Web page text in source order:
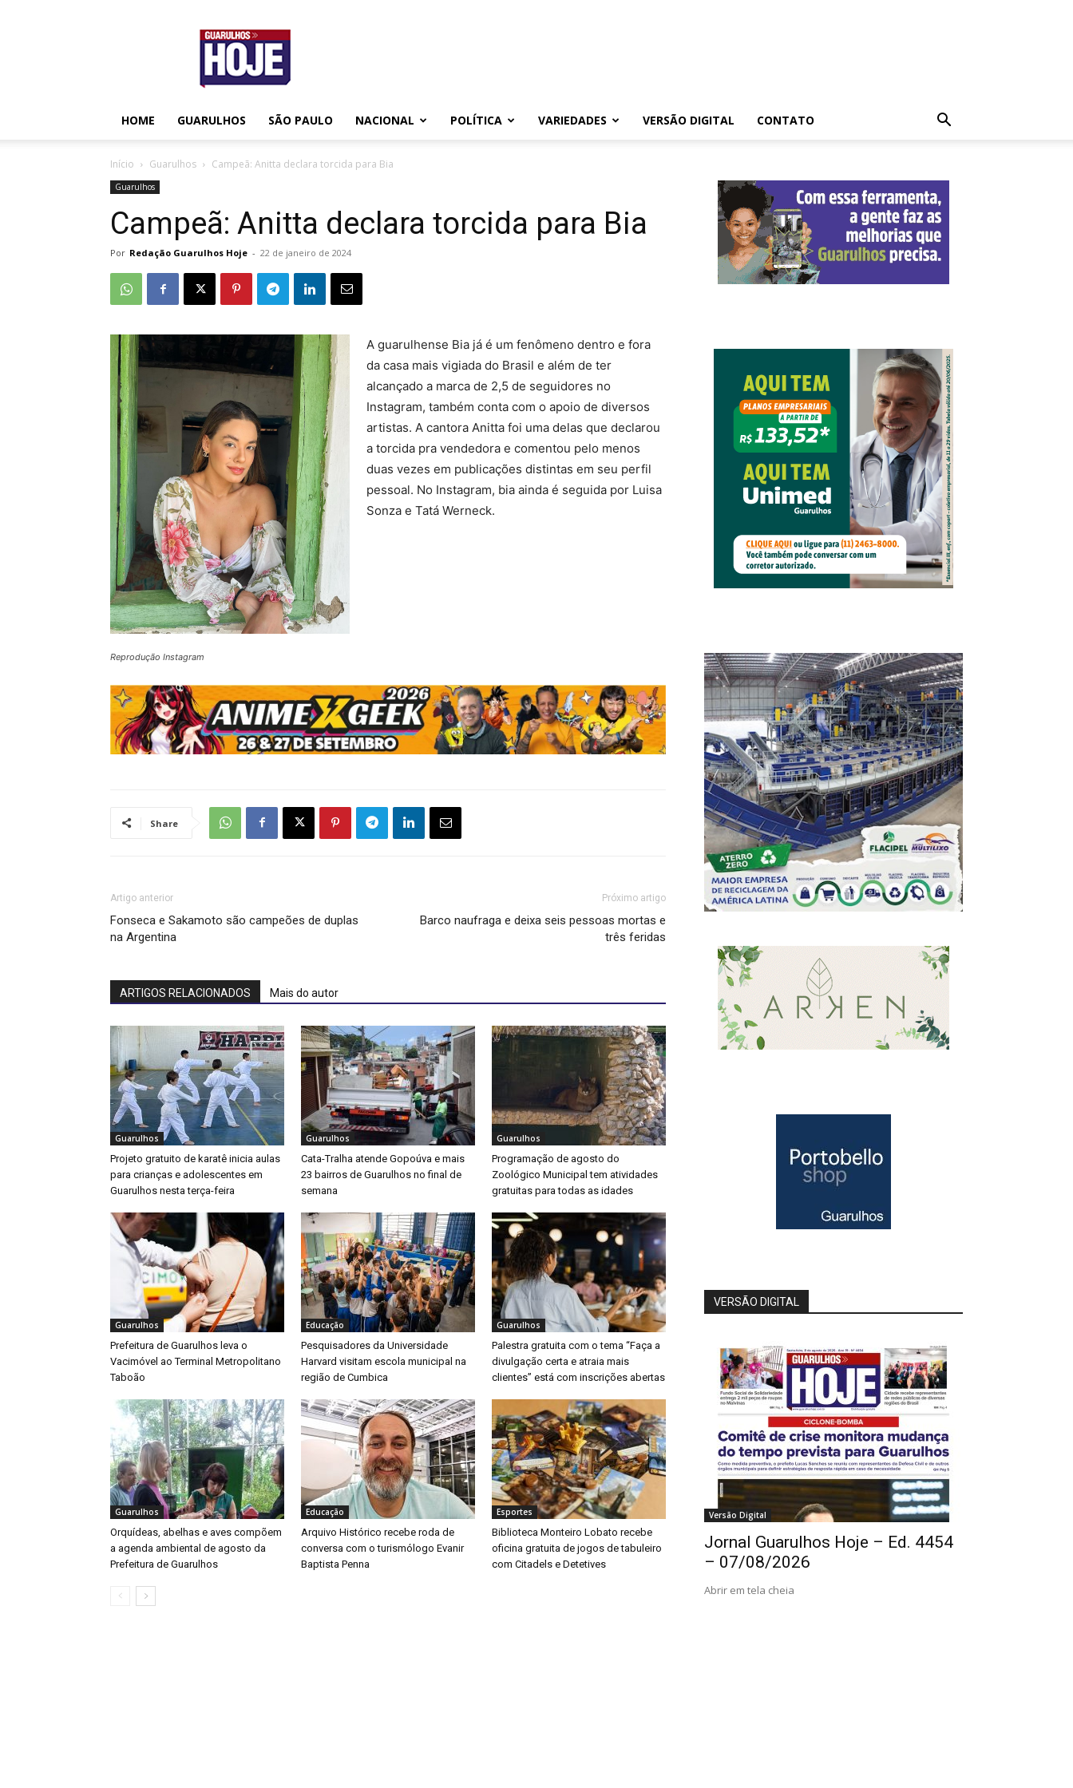
Guarulhos
Hoje
HOME GUARULHOS SÃO PAULO NACIONAL POLÍTICA VARIEDADES VERSÃO DIGITAL CONTATO
Início Guarulhos Campeã: Anitta declara torcida para Bia
Guarulhos
Campeã: Anitta declara torcida para Bia
Por Redação Guarulhos Hoje - 22 de janeiro de 2024
Reprodução Instagram
A guarulhense Bia já é um fenômeno dentro e fora
da casa mais vigiada do Brasil e além de ter
alcançado a marca de 2,5 de seguidores no
Instagram, também conta com o apoio de diversos
artistas. A cantora Anitta foi uma delas que declarou
a torcida pra vendedora e comentou pelo menos
duas vezes em publicações distintas em seu perfil
pessoal. No Instagram, bia ainda é seguida por Luisa
Sonza e Tatá Werneck.
Share
Artigo anterior
Fonseca e Sakamoto são campeões de duplas
na Argentina
Próximo artigo
Barco naufraga e deixa seis pessoas mortas e
três feridas
ARTIGOS RELACIONADOS Mais do autor
Guarulhos
Projeto gratuito de karatê inicia aulas
para crianças e adolescentes em
Guarulhos nesta terça-feira
Guarulhos
Cata-Tralha atende Gopoúva e mais
23 bairros de Guarulhos no final de
semana
Guarulhos
Programação de agosto do
Zoológico Municipal tem atividades
gratuitas para todas as idades
Guarulhos
Prefeitura de Guarulhos leva o
Vacimóvel ao Terminal Metropolitano
Taboão
Educação
Pesquisadores da Universidade
Harvard visitam escola municipal na
região de Cumbica
Guarulhos
Palestra gratuita com o tema “Faça a
divulgação certa e atraia mais
clientes” está com inscrições abertas
Guarulhos
Orquídeas, abelhas e aves compõem
a agenda ambiental de agosto da
Prefeitura de Guarulhos
Educação
Arquivo Histórico recebe roda de
conversa com o turismólogo Evanir
Baptista Penna
Esportes
Biblioteca Monteiro Lobato recebe
oficina gratuita de jogos de tabuleiro
com Citadels e Detetives
VERSÃO DIGITAL
Versão Digital
Jornal Guarulhos Hoje – Ed. 4454
– 07/08/2026
Abrir em tela cheia